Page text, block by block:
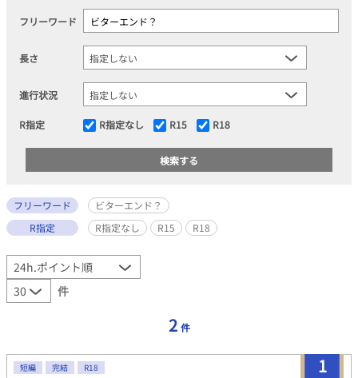
フリーワード
長さ
進行状況
R指定 R指定なし R15 R18
フリーワード
ビターエンド？
R指定
R指定なし R15 R18
件
2 件
1
短編 完結 R18